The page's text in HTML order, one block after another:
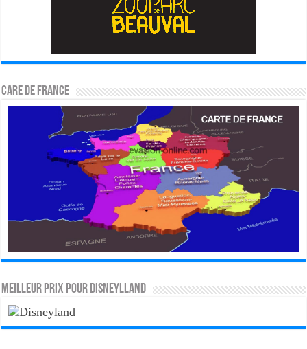
CARE DE FRANCE
MEILLEUR PRIX POUR DISNEYLLAND